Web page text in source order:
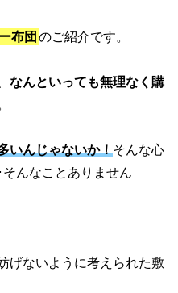
布団 のご紹介です。
なんといっても無理なく購
いんじゃないか！そんな心
んなことありません
げないように考えられた敷